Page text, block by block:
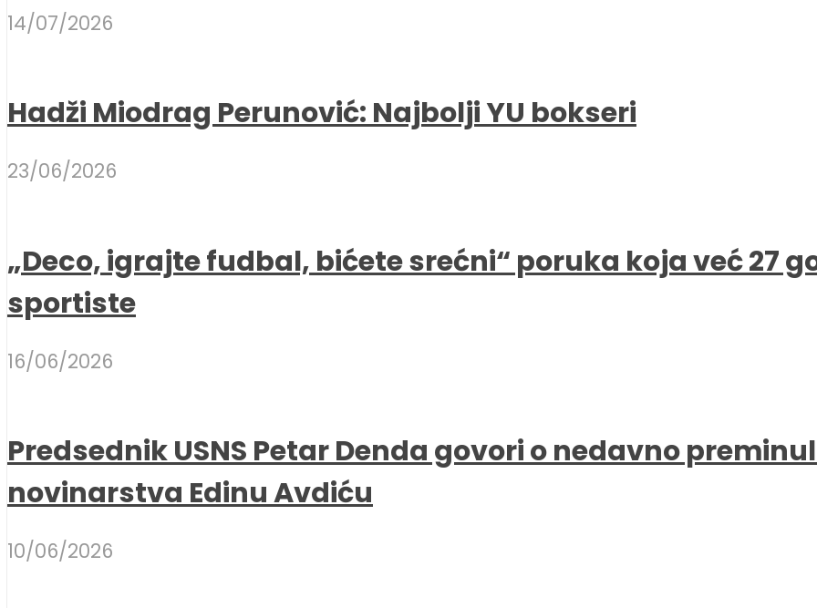
14/07/2026
Hadži Miodrag Perunović: Najbolji YU bokseri
23/06/2026
„Deco, igrajte fudbal, bićete srećni“ poruka koja već 27
sportiste
16/06/2026
Predsednik USNS Petar Denda govori o nedavno
novinarstva Edinu Avdiću
10/06/2026